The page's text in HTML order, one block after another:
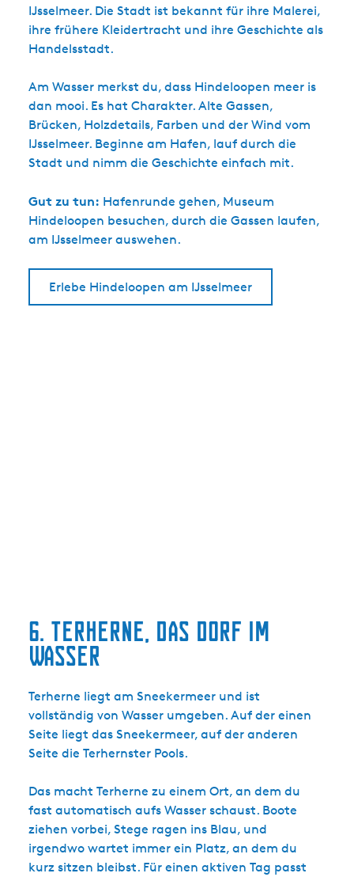
IJsselmeer. Die Stadt ist bekannt für ihre Malerei,
ihre frühere Kleidertracht und ihre Geschichte als
Handelsstadt.
Am Wasser merkst du, dass Hindeloopen meer is
dan mooi. Es hat Charakter. Alte Gassen,
Brücken, Holzdetails, Farben und der Wind vom
IJsselmeer. Beginne am Hafen, lauf durch die
Stadt und nimm die Geschichte einfach mit.
Gut zu tun: Hafenrunde gehen, Museum
Hindeloopen besuchen, durch die Gassen laufen,
am IJsselmeer auswehen.
Erlebe Hindeloopen am IJsselmeer
6. Terherne, das Dorf im
Wasser
Terherne liegt am Sneekermeer und ist
vollständig von Wasser umgeben. Auf der einen
Seite liegt das Sneekermeer, auf der anderen
Seite die Terhernster Pools.
Das macht Terherne zu einem Ort, an dem du
fast automatisch aufs Wasser schaust. Boote
ziehen vorbei, Stege ragen ins Blau, und
irgendwo wartet immer ein Platz, an dem du
kurz sitzen bleibst. Für einen aktiven Tag passt